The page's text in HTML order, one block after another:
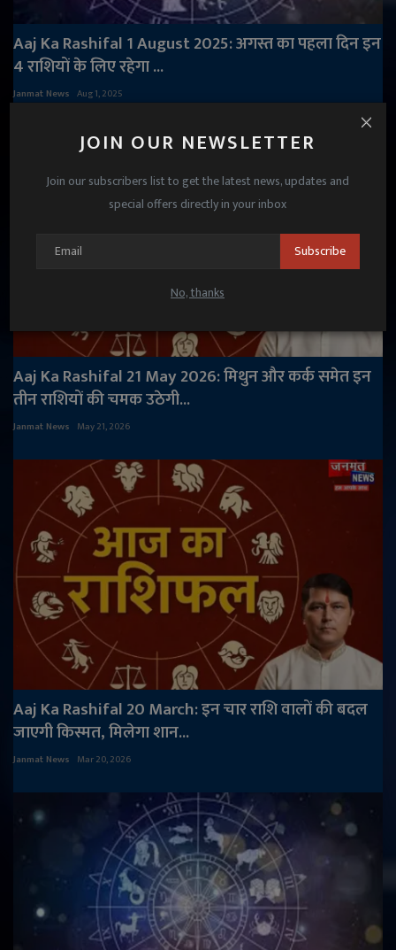
JOIN OUR NEWSLETTER
Join our subscribers list to get the latest news, updates and
special offers directly in your inbox
Subscribe
No, thanks
Aaj Ka Rashifal 1 August 2025: अगस्त का पहला दिन इन
4 राशियों के लिए रहेगा ...
Janmat News Aug 1, 2025
Aaj Ka Rashifal 21 May 2026: मिथुन और कर्क समेत इन
तीन राशियों की चमक उठेगी...
Janmat News May 21, 2026
Aaj Ka Rashifal 20 March: इन चार राशि वालों की बदल
जाएगी किस्मत, मिलेगा शान...
Janmat News Mar 20, 2026